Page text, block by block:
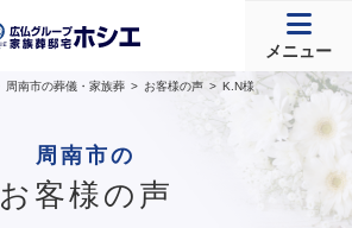
メニュー
周南市の葬儀・家族葬 お客様の声 K.N様
周南市の
お客様の声